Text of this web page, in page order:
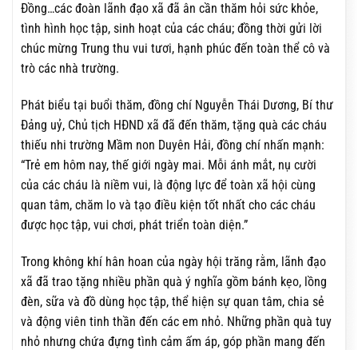
Đồng…các đoàn lãnh đạo xã đã ân cần thăm hỏi sức khỏe,
tình hình học tập, sinh hoạt của các cháu; đồng thời gửi lời
chúc mừng Trung thu vui tươi, hạnh phúc đến toàn thể cô và
trò các nhà trường.
Phát biểu tại buổi thăm, đồng chí Nguyễn Thái Dương, Bí thư
Đảng uỷ, Chủ tịch HĐND xã đã đến thăm, tặng quà các cháu
thiếu nhi trường Mầm non Duyên Hải, đồng chí nhấn mạnh:
“Trẻ em hôm nay, thế giới ngày mai. Mỗi ánh mắt, nụ cười
của các cháu là niềm vui, là động lực để toàn xã hội cùng
quan tâm, chăm lo và tạo điều kiện tốt nhất cho các cháu
được học tập, vui chơi, phát triển toàn diện.”
Trong không khí hân hoan của ngày hội trăng rằm, lãnh đạo
xã đã trao tặng nhiều phần quà ý nghĩa gồm bánh kẹo, lồng
đèn, sữa và đồ dùng học tập, thể hiện sự quan tâm, chia sẻ
và động viên tinh thần đến các em nhỏ. Những phần quà tuy
nhỏ nhưng chứa đựng tình cảm ấm áp, góp phần mang đến